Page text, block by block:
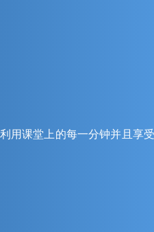
用课堂上的每一分钟并且享